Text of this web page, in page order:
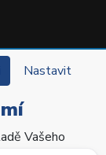
práva
Nastavit
Vašeho